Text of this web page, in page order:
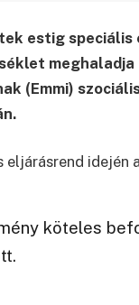
estig
(Emmi)
idején
köteles